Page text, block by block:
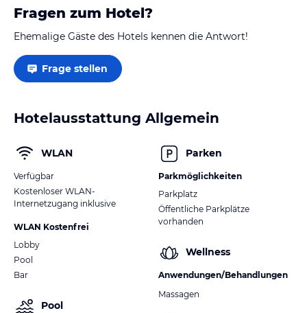
Fragen zum Hotel?
Ehemalige Gäste des Hotels kennen die Antwort!
Frage stellen
Hotelausstattung Allgemein
WLAN
Verfügbar
Kostenloser WLAN-
Internetzugang inklusive
WLAN Kostenfrei
Lobby
Pool
Bar
Pool
Parken
Parkmöglichkeiten
Parkplatz
Öffentliche Parkplätze
vorhanden
Wellness
Anwendungen/Behandlungen
Massagen